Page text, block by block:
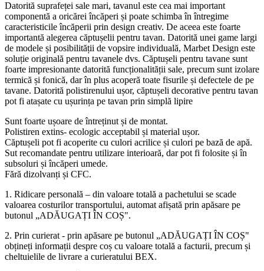
Datorită suprafeței sale mari, tavanul este cea mai important
componentă a oricărei încăperi și poate schimba în întregime
caracteristicile încăperii prin design creativ. De aceea este foarte
importantă alegerea căptușelii pentru tavan. Datorită unei game largi
de modele și posibilității de vopsire individuală, Marbet Design este
soluție originală pentru tavanele dvs. Căptușeli pentru tavane sunt
foarte impresionante datorită funcționalității sale, precum sunt izolare
termică și fonică, dar în plus acoperă toate fisurile și defectele de pe
tavane. Datorită polistirenului ușor, căptușeli decorative pentru tavan
pot fi atașate cu ușurința pe tavan prin simplă lipire
Sunt foarte ușoare de întreținut și de montat.
Polistiren extins- ecologic acceptabil și material ușor.
Căptușeli pot fi acoperite cu culori acrilice și culori pe bază de apă.
Sut recomandate pentru utilizare interioară, dar pot fi folosite și în
subsoluri și încăperi umede.
Fără dizolvanți și CFC.
1. Ridicare personală – din valoare totală a pachetului se scade
valoarea costurilor transportului, automat afișată prin apăsare pe
butonul „ADĂUGAȚI ÎN COȘ".
2. Prin curierat - prin apăsare pe butonul „ADĂUGAȚI ÎN COȘ"
obțineți informații despre coș cu valoare totală a facturii, precum și
cheltuielile de livrare a curieratului BEX.